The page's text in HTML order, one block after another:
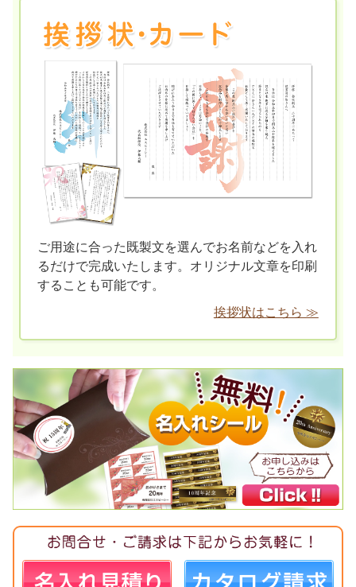
ご用途に合った既製文を選んでお名前などを入れ
るだけで完成いたします。オリジナル文章を印刷
することも可能です。
挨拶状はこちら ≫